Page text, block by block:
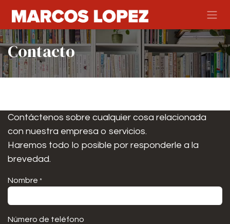
Contacto
Contáctenos sobre cualquier cosa relacionada
con nuestra empresa o servicios.
Haremos todo lo posible por responderle a la
brevedad.
Nombre *
Número de teléfono